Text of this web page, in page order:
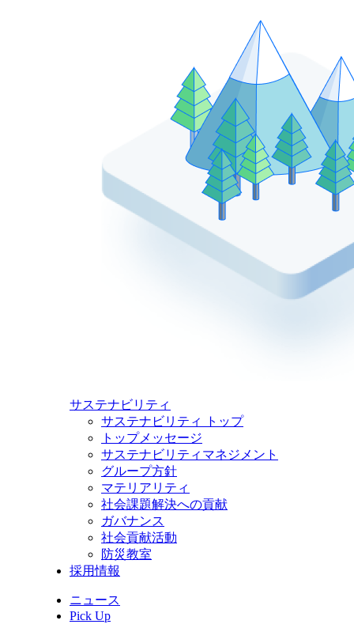
サステナビリティ
サステナビリティ トップ
トップメッセージ
サステナビリティマネジメント
グループ方針
マテリアリティ
社会課題解決への貢献
ガバナンス
社会貢献活動
防災教室
採用情報
ニュース
Pick Up